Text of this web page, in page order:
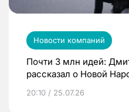
Новости компаний
Почти 3 млн идей:
рассказал о Новой
20:10 / 25.07.26